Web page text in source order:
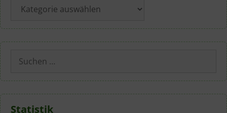
Suchen
nach:
Statistik